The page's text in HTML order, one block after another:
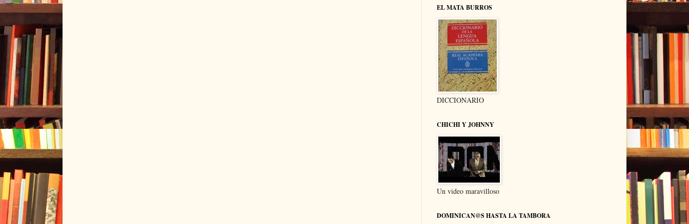
EL MATA BURROS
DICCIONARIO
CHICHI Y JOHNNY
Un video maravilloso
DOMINICAN@S HASTA LA TAMBORA